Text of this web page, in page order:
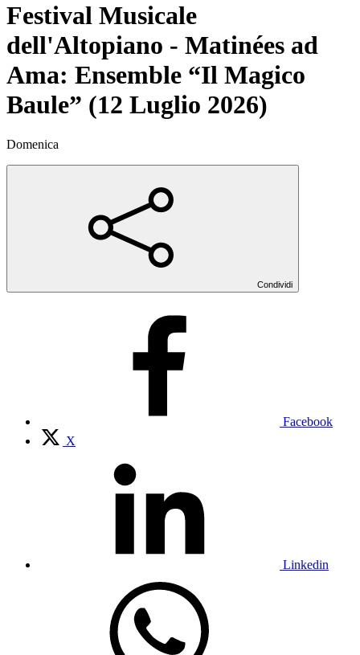
Festival Musicale
dell'Altopiano - Matinées ad
Ama: Ensemble “Il Magico
Baule” (12 Luglio 2026)
Domenica
Condividi
Facebook
X
Linkedin